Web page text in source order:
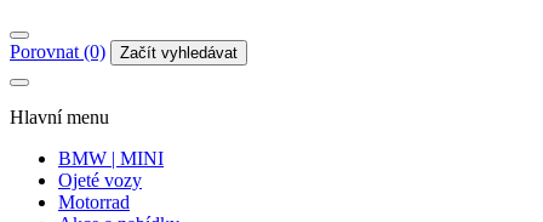
Porovnat (0) Začít vyhledávat
Hlavní menu
BMW | MINI
Ojeté vozy
Motorrad